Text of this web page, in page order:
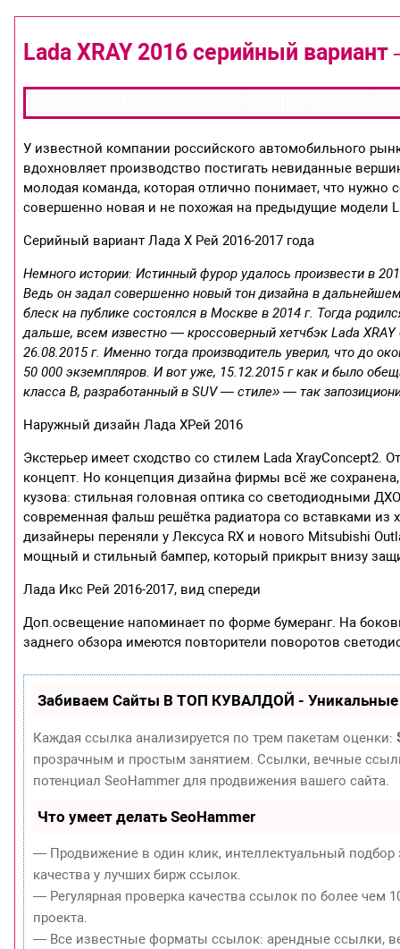
Lada XRAY 2016 серийный
У известной компании российского автомобильного
вдохновляет производство постигать невиданные
молодая команда, которая отлично понимает, что
совершенно новая и не похожая на предыдущие модели
Серийный вариант Лада Х Рей 2016-2017 года
Немного истории: Истинный фурор удалось произвести в
Ведь он задал совершенно новый тон дизайна в
блеск на публике состоялся в Москве в 2014 г. Тогда
дальше, всем известно — кроссоверный хетчбэк Lada
26.08.2015 г. Именно тогда производитель уверил, что до
50 000 экземпляров. И вот уже, 15.12.2015 г как и было
класса В, разработанный в SUV — стиле» — так
Наружный дизайн Лада ХРей 2016
Экстерьер имеет сходство со стилем Lada XrayConcept2.
концепт. Но концепция дизайна фирмы всё же
кузова: стильная головная оптика со светодиодными
современная фальш решётка радиатора со вставками из
дизайнеры переняли у Лексуса RX и нового Mitsubishi
мощный и стильный бампер, который прикрыт внизу
Лада Икс Рей 2016-2017, вид спереди
Доп.освещение напоминает по форме бумеранг. На
заднего обзора имеются повторители поворотов
Забиваем Сайты В ТОП КУВАЛДОЙ - Уникальные
Каждая ссылка анализируется по трем пакетам оценки:
прозрачным и простым занятием. Ссылки, вечные
потенциал SeoHammer для продвижения вашего сайта.
Что умеет делать SeoHammer
— Продвижение в один клик, интеллектуальный
качества у лучших бирж ссылок.
— Регулярная проверка качества ссылок по более чем
проекта.
— Все известные форматы ссылок: арендные ссылки,